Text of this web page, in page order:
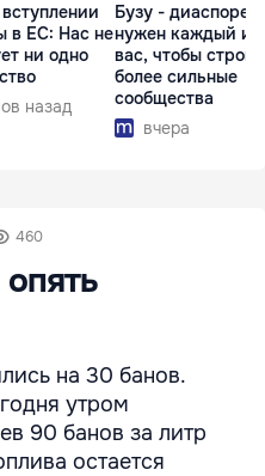
в ЕС: Нас не
ни одно
назад
Бузу - диаспоре:
нужен каждый из
вас, чтобы
более сильные
сообщества
вчера
460
на 30 банов.
утром
90 банов за литр
остается